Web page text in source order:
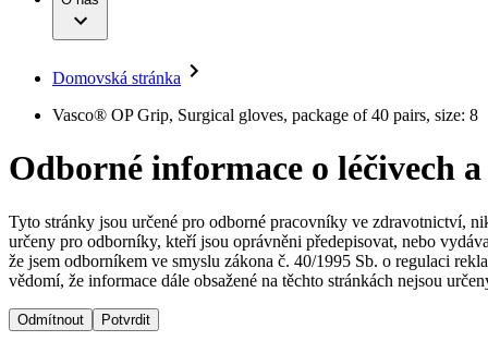
Léčba bolesti
Mimotělní očišťování krve
Neurochirurgie
Onkologie
Ortopedie
Péče o rány
Péče o stomii
Prevence a kontrola infekcí
Uzavírání ran
Onemocnění
B. Braun Avitum
Vaše příležitost​
Média
Tiskové zprávy
Kontakt
Registrace k odběru newsletteru
Společnost
Odpovědnost
Domovská stránka
Vasco® OP Grip, Surgical gloves, package of 40 pairs, size: 8
Odborné informace o léčivech
Tyto stránky jsou určené pro odborné pracovníky ve zdravotnictví,
určeny pro odborníky, kteří jsou oprávněni předepisovat, nebo
že jsem odborníkem ve smyslu zákona č. 40/1995 Sb. o regulaci
vědomí, že informace dále obsažené na těchto stránkách nejsou
Odmítnout Potvrdit